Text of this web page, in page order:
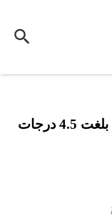
تسجيل هزة هزة ارضية بجهة الرباط بلغت 4.5 درجات